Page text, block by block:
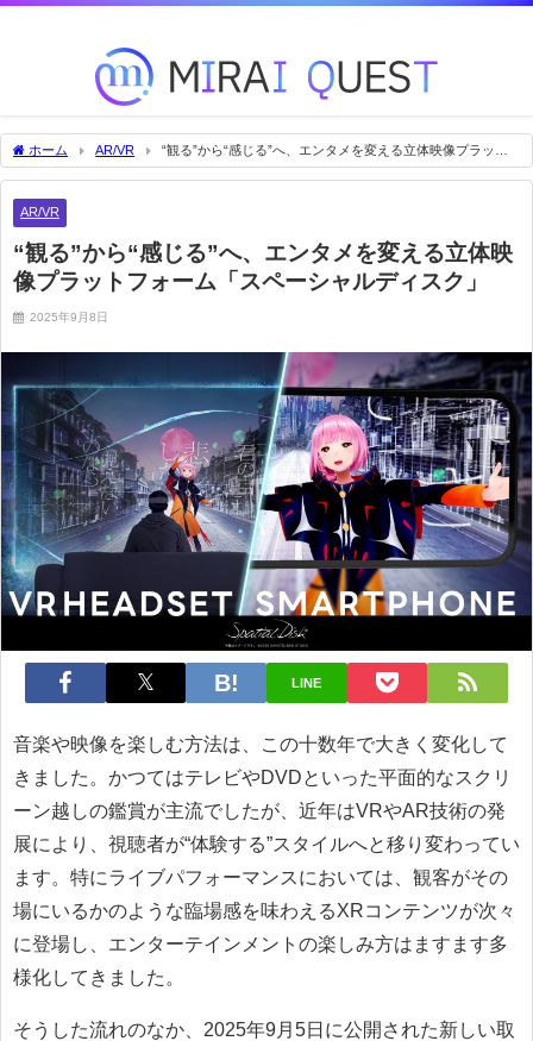
ホーム AR/VR
“観る”から“感じる”へ、エンタメを変える立体映像プラット
フォーム「スペーシャルディスク」
AR/VR
“観る”から“感じる”へ、エンタメを変える立体映
像プラットフォーム「スペーシャルディスク」
2025年9月8日
LINE
音楽や映像を楽しむ方法は、この十数年で大きく変化して
きました。かつてはテレビやDVDといった平面的なスクリ
ーン越しの鑑賞が主流でしたが、近年はVRやAR技術の発
展により、視聴者が“体験する”スタイルへと移り変わってい
ます。特にライブパフォーマンスにおいては、観客がその
場にいるかのような臨場感を味わえるXRコンテンツが次々
に登場し、エンターテインメントの楽しみ方はますます多
様化してきました。
そうした流れのなか、2025年9月5日に公開された新しい取